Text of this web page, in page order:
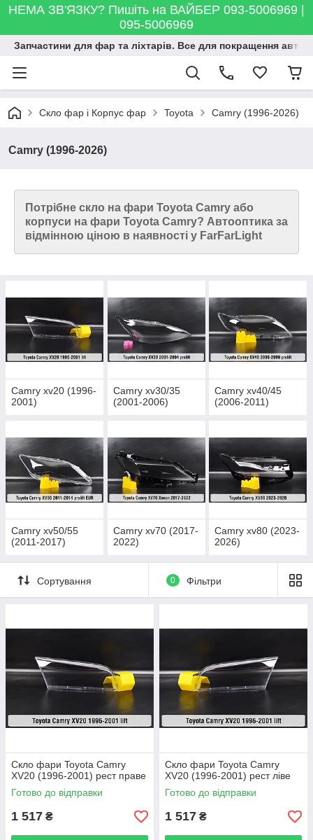
НЕМА ЗВ'ЯЗКУ? Пишіть на ВАЙБЕР 093-5006969 |
095-5006969
Запчастини для фар та ліхтарів. Все для покращення
Скло фар і Корпус фар Toyota Camry (1996-2026)
Camry (1996-2026)
Потрібне скло на фари Toyota Camry або
корпуси на фари Toyota Camry? Автооптика за
відмінною ціною в наявності у FarFarLight
Camry xv20 (1996-
2001)
Camry xv30/35
(2001-2006)
Camry xv40/45
(2006-2011)
Camry xv50/55
(2011-2017)
Camry xv70 (2017-
2022)
Camry xv80 (2023-
2026)
Сортування 0 Фільтри
Скло фари Toyota Camry
XV20 (1996-2001) рест праве
Готово до відправки
1 517 ₴
Скло фари Toyota Camry
XV20 (1996-2001) рест ліве
Готово до відправки
1 517 ₴